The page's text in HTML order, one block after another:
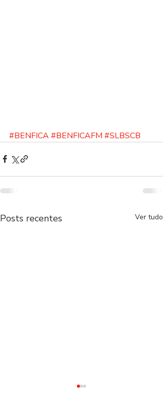
#BENFICA#BENFICAFM #SLBSCB
Posts recentes Ver tudo